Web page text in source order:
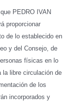
PEDRO IVAN
proporcionar
de lo establecido en
y del Consejo, de
físicas en lo
la libre circulación de
de los
incorporados y